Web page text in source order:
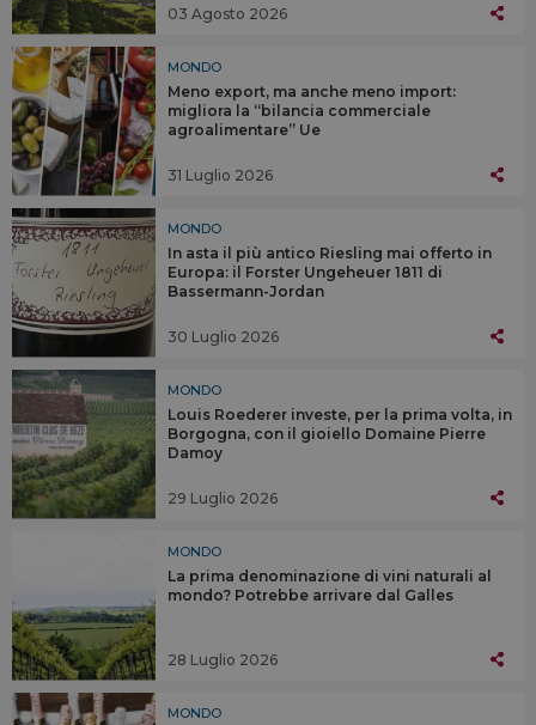
03 Agosto 2026
MONDO
Meno export, ma anche meno import:
migliora la “bilancia commerciale
agroalimentare” Ue
31 Luglio 2026
MONDO
In asta il più antico Riesling mai offerto in
Europa: il Forster Ungeheuer 1811 di
Bassermann-Jordan
30 Luglio 2026
MONDO
Louis Roederer investe, per la prima volta, in
Borgogna, con il gioiello Domaine Pierre
Damoy
29 Luglio 2026
MONDO
La prima denominazione di vini naturali al
mondo? Potrebbe arrivare dal Galles
28 Luglio 2026
MONDO